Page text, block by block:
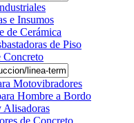
e Insumos
de Cerámica
de Piso
Concreto
Motovibradores
Hombre a Bordo
Alisadoras
de Concreto